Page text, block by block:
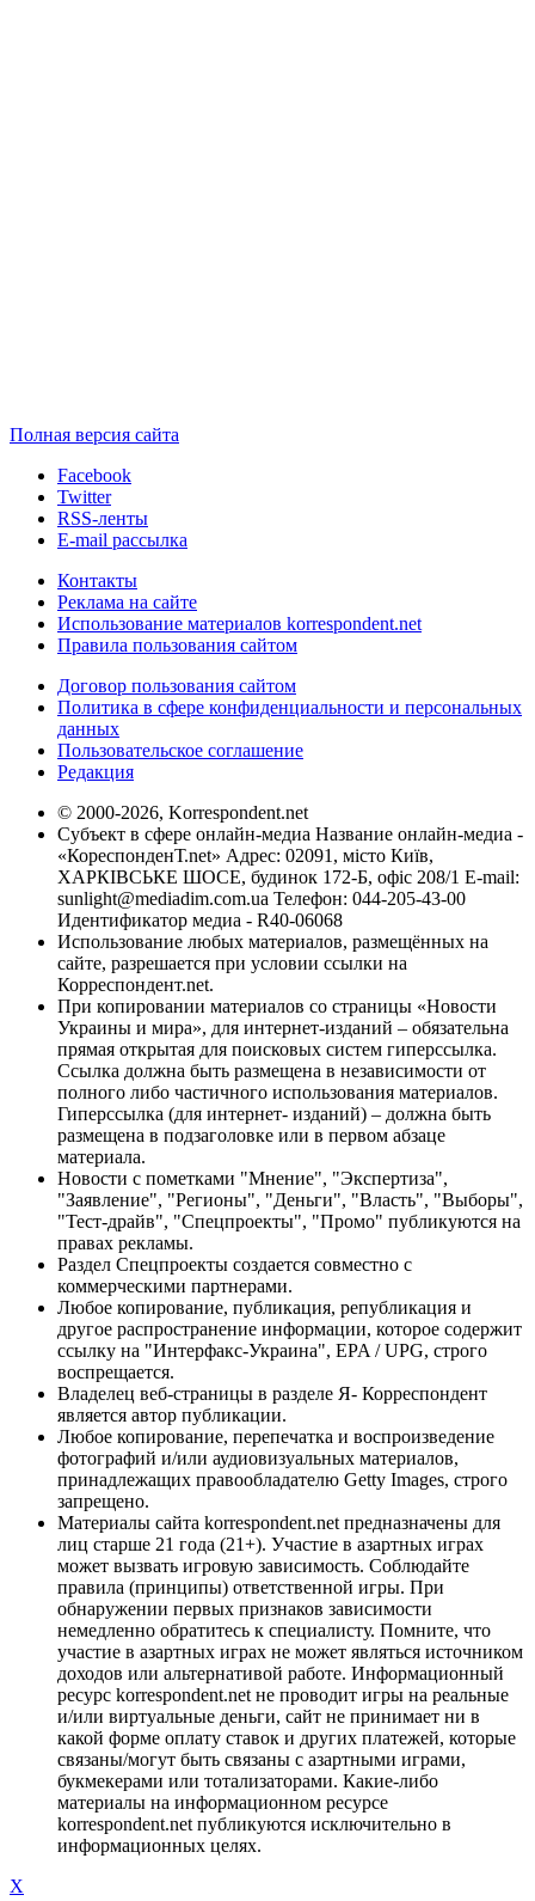
Полная версия сайта
Facebook
Twitter
RSS-ленты
E-mail рассылка
Контакты
Реклама на сайте
Использование материалов korrespondent.net
Правила пользования сайтом
Договор пользования сайтом
Политика в сфере конфиденциальности и персональных
данных
Пользовательское соглашение
Редакция
© 2000-2026, Korrespondent.net
Субъект в сфере онлайн-медиа Название онлайн-медиа -
«КореспонденТ.net» Адрес: 02091, місто Київ,
ХАРКІВСЬКЕ ШОСЕ, будинок 172-Б, офіс 208/1 E-mail:
sunlight@mediadim.com.ua Телефон: 044-205-43-00
Идентификатор медиа - R40-06068
Использование любых материалов, размещённых на
сайте, разрешается при условии ссылки на
Корреспондент.net.
При копировании материалов со страницы «Новости
Украины и мира», для интернет-изданий – обязательна
прямая открытая для поисковых систем гиперссылка.
Ссылка должна быть размещена в независимости от
полного либо частичного использования материалов.
Гиперссылка (для интернет- изданий) – должна быть
размещена в подзаголовке или в первом абзаце
материала.
Новости с пометками "Мнение", "Экспертиза",
"Заявление", "Регионы", "Деньги", "Власть", "Выборы",
"Тест-драйв", "Спецпроекты", "Промо" публикуются на
правах рекламы.
Раздел Спецпроекты создается совместно с
коммерческими партнерами.
Любое копирование, публикация, републикация и
другое распространение информации, которое содержит
ссылку на "Интерфакс-Украина", EPA / UPG, строго
воспрещается.
Владелец веб-страницы в разделе Я- Корреспондент
является автор публикации.
Любое копирование, перепечатка и воспроизведение
фотографий и/или аудиовизуальных материалов,
принадлежащих правообладателю Getty Images, строго
запрещено.
Материалы сайта korrespondent.net предназначены для
лиц старше 21 года (21+). Участие в азартных играх
может вызвать игровую зависимость. Соблюдайте
правила (принципы) ответственной игры. При
обнаружении первых признаков зависимости
немедленно обратитесь к специалисту. Помните, что
участие в азартных играх не может являться источником
доходов или альтернативой работе. Информационный
ресурс korrespondent.net не проводит игры на реальные
и/или виртуальные деньги, сайт не принимает ни в
какой форме оплату ставок и других платежей, которые
связаны/могут быть связаны с азартными играми,
букмекерами или тотализаторами. Какие-либо
материалы на информационном ресурсе
korrespondent.net публикуются исключительно в
информационных целях.
X